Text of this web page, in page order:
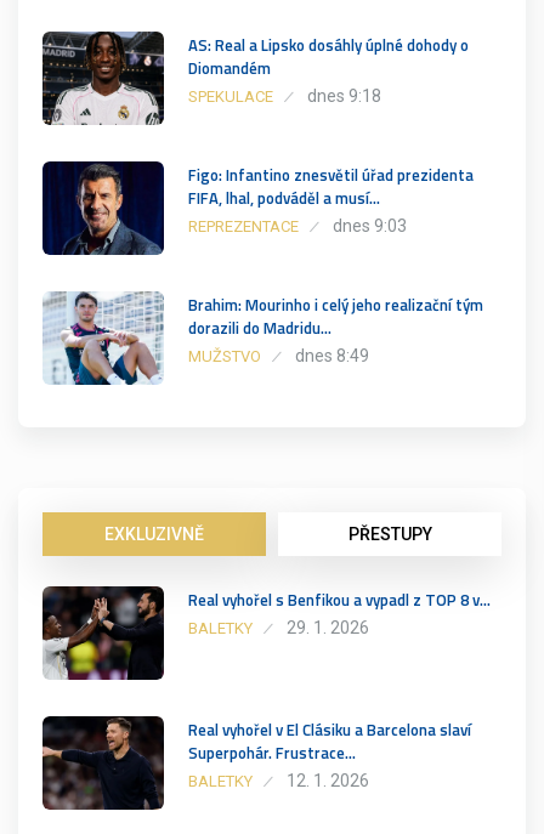
AS: Real a Lipsko dosáhly úplné dohody o
Diomandém
SPEKULACE dnes 9:18
Figo: Infantino znesvětil úřad prezidenta
FIFA, lhal, podváděl a musí…
REPREZENTACE dnes 9:03
Brahim: Mourinho i celý jeho realizační tým
dorazili do Madridu…
MUŽSTVO dnes 8:49
EXKLUZIVNĚ PŘESTUPY
Real vyhořel s Benfikou a vypadl z TOP 8 v…
BALETKY 29. 1. 2026
Real vyhořel v El Clásiku a Barcelona slaví
Superpohár. Frustrace…
BALETKY 12. 1. 2026